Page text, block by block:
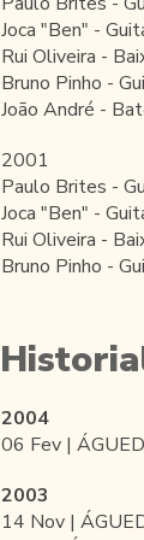
Joca "Ben" -
Rui Oliveira -
Bruno Pinho -
João André -
2001
Paulo Brites -
Joca "Ben" -
Rui Oliveira -
Bruno Pinho -
2004
06 Fev |
2003
14 Nov |